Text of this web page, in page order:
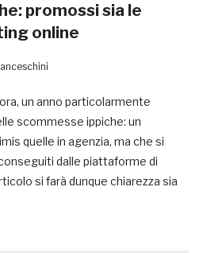
promossi sia le
online
un anno particolarmente
scommesse ippiche: un
quelle in agenzia, ma che si
dalle piattaforme di
si farà dunque chiarezza sia